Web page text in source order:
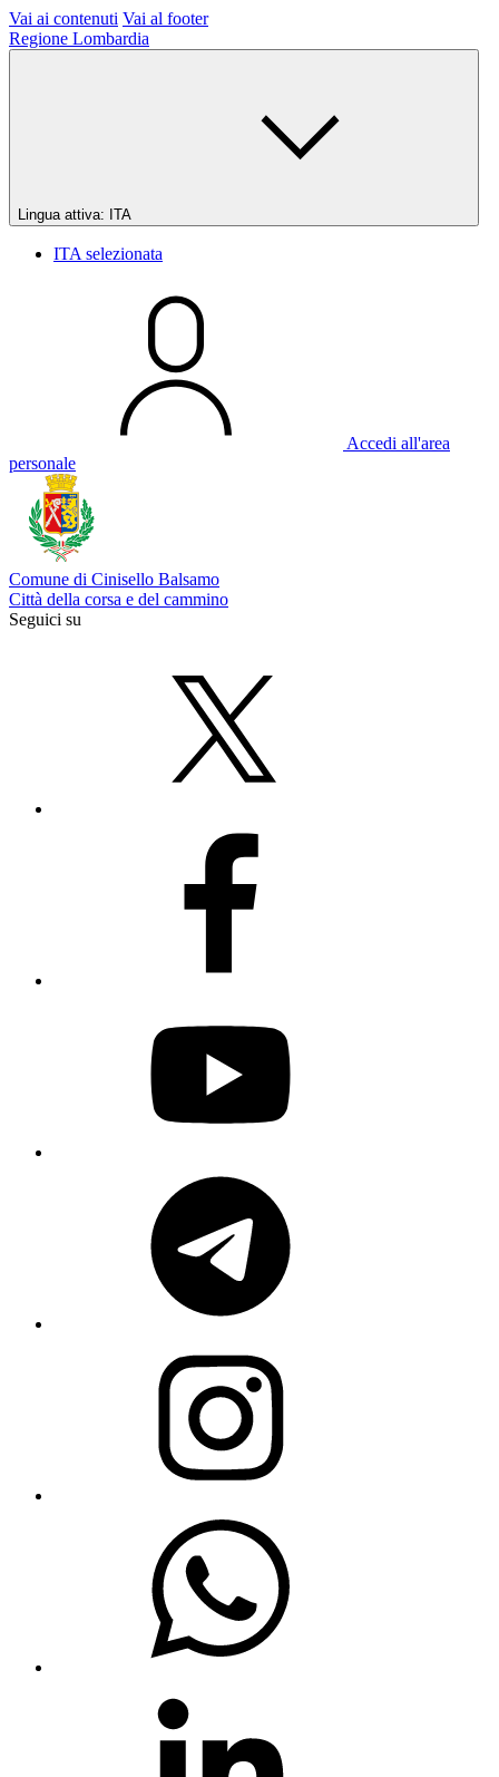
Vai ai contenuti Vai al footer
Regione Lombardia
Lingua attiva: ITA
ITA selezionata
Accedi all'area
personale
Comune di Cinisello Balsamo
Città della corsa e del cammino
Seguici su